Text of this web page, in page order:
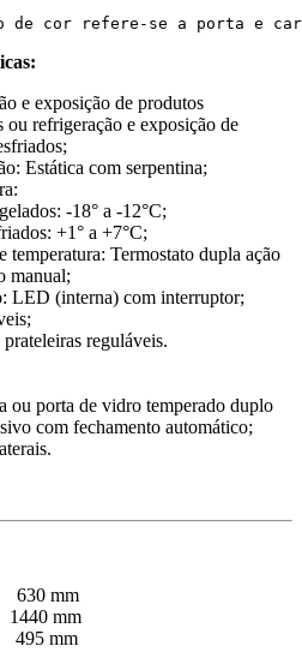
de cor refere-se a porta e
e exposição de produtos
ou refrigeração e exposição de
Estática com serpentina;
-18° a -12°C;
+1° a +7°C;
temperatura: Termostato dupla ação
manual;
LED (interna) com interruptor;
reguláveis.
ou porta de vidro temperado duplo
com fechamento automático;
internas
mm
mm
mm